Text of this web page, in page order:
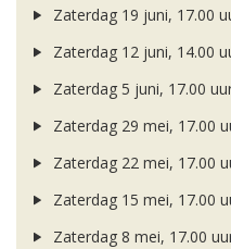
Zaterdag 19 juni, 17.00
Zaterdag 12 juni, 14.00
Zaterdag 5 juni, 17.00
Zaterdag 29 mei, 17.00
Zaterdag 22 mei, 17.00
Zaterdag 15 mei, 17.00
Zaterdag 8 mei, 17.00